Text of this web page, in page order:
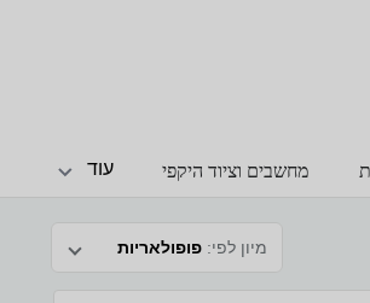
מחשבים וציוד היקפי עוד
מיון לפי: פופולאריות